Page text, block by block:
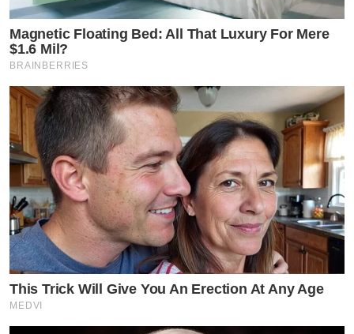
Magnetic Floating Bed: All That Luxury For Mere
$1.6 Mil?
BRAINBERRIES
This Trick Will Give You An Erection At Any Age
MEDVI